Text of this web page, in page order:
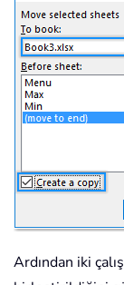
Ardından iki